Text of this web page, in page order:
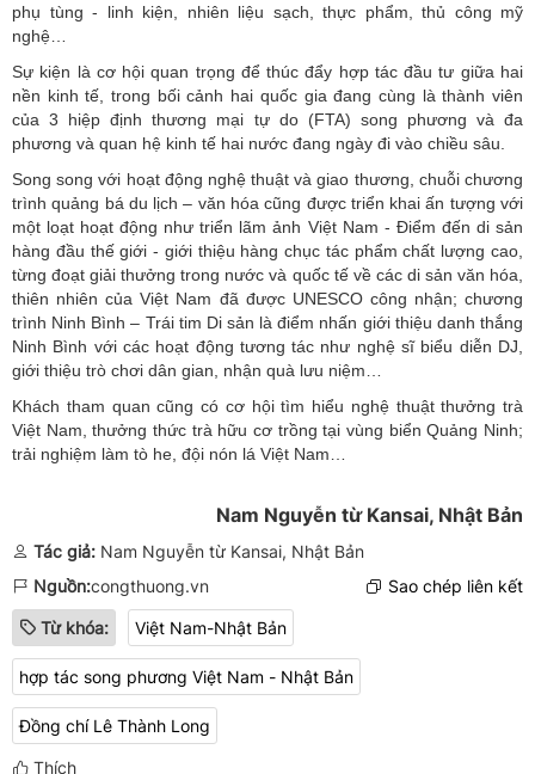
phụ tùng - linh kiện, nhiên liệu sạch, thực phẩm, thủ công mỹ
nghệ…
Sự kiện là cơ hội quan trọng để thúc đẩy hợp tác đầu tư giữa hai
nền kinh tế, trong bối cảnh hai quốc gia đang cùng là thành viên
của 3 hiệp định thương mại tự do (FTA) song phương và đa
phương và quan hệ kinh tế hai nước đang ngày đi vào chiều sâu.
Song song với hoạt động nghệ thuật và giao thương, chuỗi chương
trình quảng bá du lịch – văn hóa cũng được triển khai ấn tượng với
một loạt hoạt động như triển lãm ảnh Việt Nam - Điểm đến di sản
hàng đầu thế giới - giới thiệu hàng chục tác phẩm chất lượng cao,
từng đoạt giải thưởng trong nước và quốc tế về các di sản văn hóa,
thiên nhiên của Việt Nam đã được UNESCO công nhận; chương
trình Ninh Bình – Trái tim Di sản là điểm nhấn giới thiệu danh thắng
Ninh Bình với các hoạt động tương tác như nghệ sĩ biểu diễn DJ,
giới thiệu trò chơi dân gian, nhận quà lưu niệm…
Khách tham quan cũng có cơ hội tìm hiểu nghệ thuật thưởng trà
Việt Nam, thưởng thức trà hữu cơ trồng tại vùng biển Quảng Ninh;
trải nghiệm làm tò he, đội nón lá Việt Nam…
Nam Nguyễn từ Kansai, Nhật Bản
Tác giả: Nam Nguyễn từ Kansai, Nhật Bản
Nguồn:congthuong.vn Sao chép liên kết
Từ khóa: Việt Nam-Nhật Bản
hợp tác song phương Việt Nam - Nhật Bản
Đồng chí Lê Thành Long
Thích